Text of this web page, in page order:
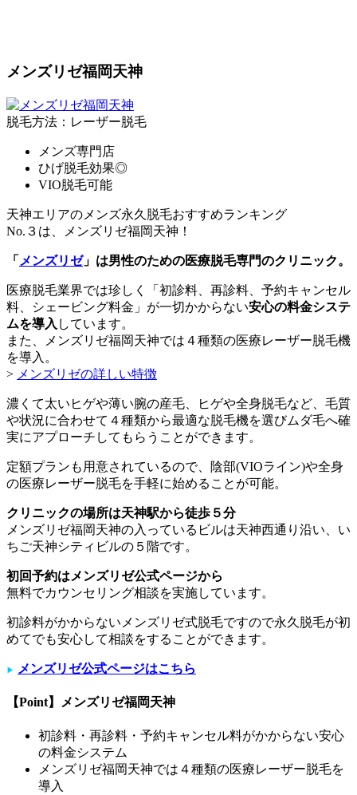
メンズリゼ福岡天神
脱毛方法：レーザー脱毛
メンズ専門店
ひげ脱毛効果◎
VIO脱毛可能
天神エリアのメンズ永久脱毛おすすめランキング
No.３は、メンズリゼ福岡天神！
「 メンズリゼ」は男性のための医療脱毛専門のクリニック。
医療脱毛業界では珍しく「初診料、再診料、予約キャンセル
料、シェービング料金」が一切かからない安心の料金システ
ムを導入 しています。
また、メンズリゼ福岡天神では４種類の医療レーザー脱毛機
を導入。
> メンズリゼの詳しい特徴
濃くて太いヒゲや薄い腕の産毛、ヒゲや全身脱毛など、毛質
や状況に合わせて４種類から最適な脱毛機を選びムダ毛へ確
実にアプローチしてもらうことができます。
定額プランも用意されているので、陰部(VIOライン)や全身
の医療レーザー脱毛を手軽に始めることが可能。
クリニックの場所は天神駅から徒歩５分
メンズリゼ福岡天神の入っているビルは天神西通り沿い、い
ちご天神シティビルの５階です。
初回予約はメンズリゼ公式ページから
無料でカウンセリング相談を実施しています。
初診料がかからないメンズリゼ式脱毛ですので永久脱毛が初
めてでも安心して相談をすることができます。
▶︎ メンズリゼ公式ページはこちら
【Point】メンズリゼ福岡天神
初診料・再診料・予約キャンセル料がかからない安心
の料金システム
メンズリゼ福岡天神では４種類の医療レーザー脱毛を
導入